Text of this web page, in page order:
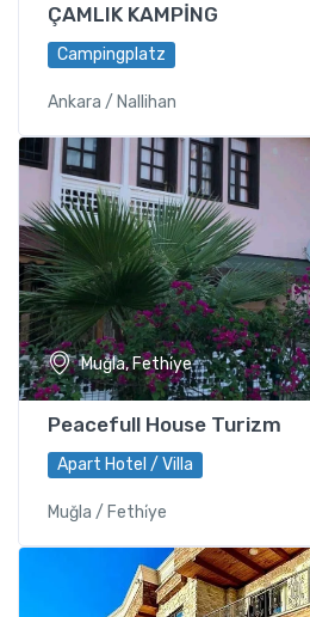
ÇAMLIK KAMPİNG
Campingplatz
Ankara / Nallihan
Muğla, Fethi̇ye
Peacefull House Turizm
Apart Hotel / Villa
Muğla / Fethi̇ye